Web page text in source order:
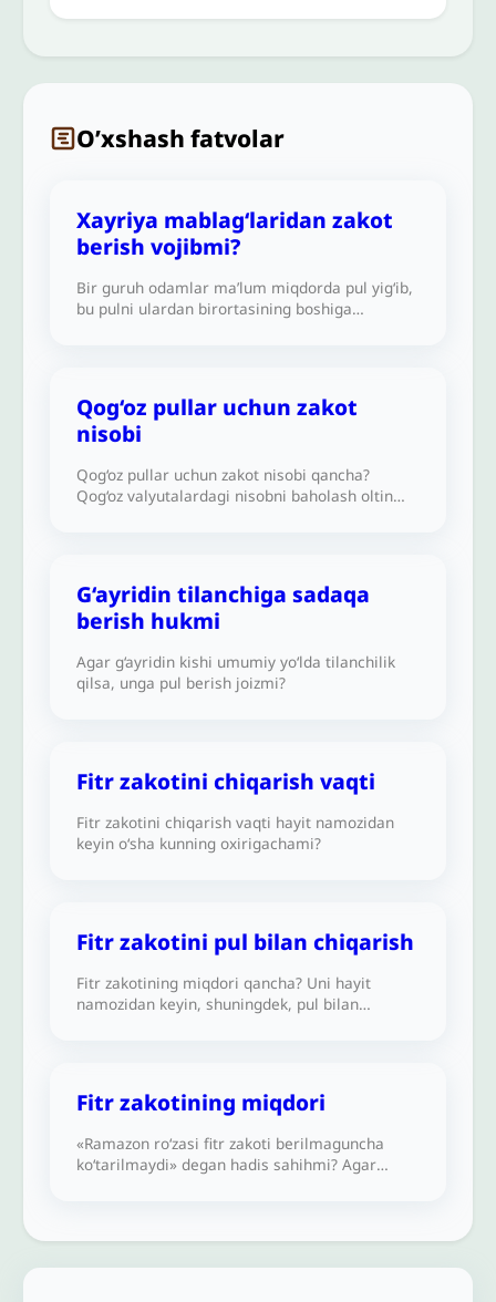
O’xshash fatvolar
Xayriya mablagʻlaridan zakot
berish vojibmi?
Bir guruh odamlar ma’lum miqdorda pul yig‘ib,
bu pulni ulardan birortasining boshiga
kelishilgan xayriya maqsadlariga sarflanadi. Bu
puldan zakot berish vojib bo‘ladimi?
jamg‘armasiga berishlari joizmi?
Qog‘oz pullar uchun zakot
nisobi
Qog‘oz pullar uchun zakot nisobi qancha?
Qog‘oz valyutalardagi nisobni baholash oltin
G‘ayridin tilanchiga sadaqa
berish hukmi
Agar g‘ayridin kishi umumiy yo‘lda tilanchilik
qilsa, unga pul berish joizmi?
Fitr zakotini chiqarish vaqti
Fitr zakotini chiqarish vaqti hayit namozidan
keyin o‘sha kunning oxirigachami?
Fitr zakotini pul bilan chiqarish
Fitr zakotining miqdori qancha? Uni hayit
namozidan keyin, shuningdek, pul bilan
Fitr zakotining miqdori
«Ramazon ro‘zasi fitr zakoti berilmaguncha
ko‘tarilmaydi» degan hadis sahihmi? Agar